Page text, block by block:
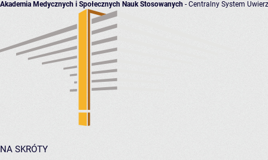
Akademia Medycznych i Społecznych Nauk Stosowanych - Centralny System
NA SKRÓTY